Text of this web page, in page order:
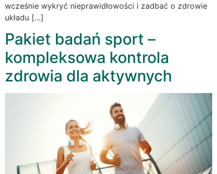
wcześnie wykryć nieprawidłowości i zadbać o zdrowie
układu […]
Pakiet badań sport –
kompleksowa kontrola
zdrowia dla aktywnych